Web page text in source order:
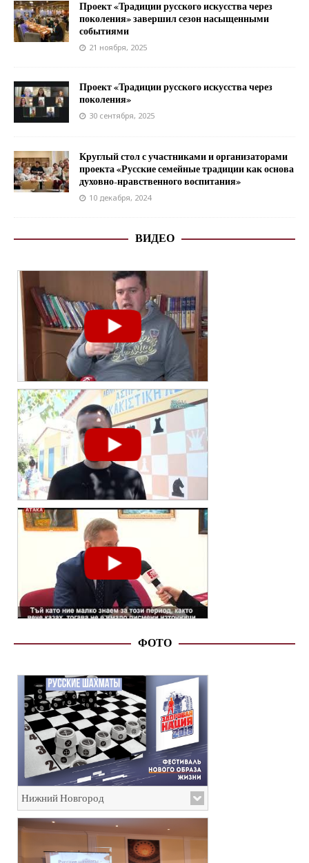
Проект «Традиции русского искусства через
поколения» завершил сезон насыщенными
событиями
21 ноября, 2025
Проект «Традиции русского искусства через
поколения»
30 сентября, 2025
Круглый стол с участниками и организаторами
проекта «Русские семейные традиции как основа
духовно-нравственного воспитания»
10 декабря, 2024
ВИДЕО
ФОТО
Нижний Новгород